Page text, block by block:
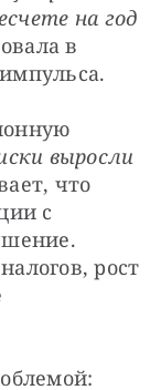
на год
в
выросли
что
с
рост